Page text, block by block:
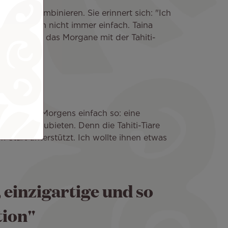
zu kombinieren. Sie erinnert sich: "Ich
jedoch nicht immer einfach. Taina
das Morgane mit der Tahiti-
eines Morgens einfach so: eine
Nui anzubieten. Denn die Tahiti-Tiare
Start unterstützt. Ich wollte ihnen etwas
einzigartige und so